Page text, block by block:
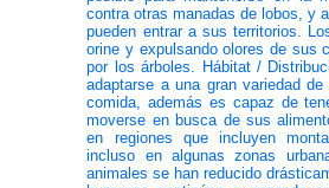
contra otras manadas de lobos, y
pueden entrar a sus territorios.
orine y expulsando olores de sus
por los árboles. Hábitat /
adaptarse a una gran variedad
comida, además es capaz de
moverse en busca de sus
en regiones que incluyen
incluso en algunas zonas
animales se han reducido